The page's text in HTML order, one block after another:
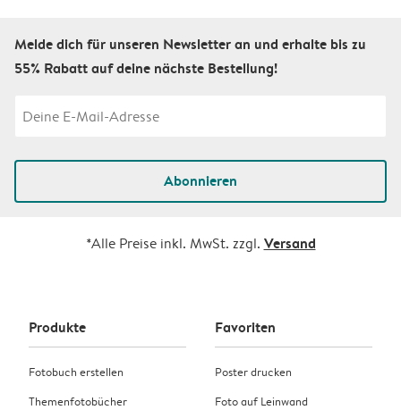
Melde dich für unseren Newsletter an und erhalte bis zu
55% Rabatt auf deine nächste Bestellung!
Abonnieren
*Alle Preise inkl. MwSt. zzgl. Versand
Produkte
Fotobuch erstellen
Themenfotobücher
Favoriten
Poster drucken
Foto auf Leinwand